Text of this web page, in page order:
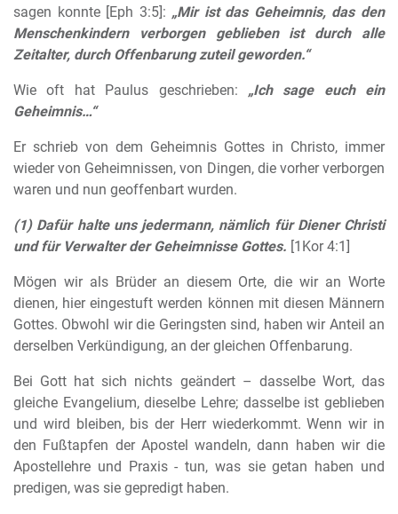
sagen konnte [Eph 3:5]: „Mir ist das Geheimnis, das den
Menschenkindern verborgen geblieben ist durch alle
Zeitalter, durch Offenbarung zuteil geworden.“
Wie oft hat Paulus geschrieben: „Ich sage euch ein
Geheimnis…“
Er schrieb von dem Geheimnis Gottes in Christo, immer
wieder von Geheimnissen, von Dingen, die vorher verborgen
waren und nun geoffenbart wurden.
(1) Dafür halte uns jedermann, nämlich für Diener Christi
und für Verwalter der Geheimnisse Gottes. [1Kor 4:1]
Mögen wir als Brüder an diesem Orte, die wir an Worte
dienen, hier eingestuft werden können mit diesen Männern
Gottes. Obwohl wir die Geringsten sind, haben wir Anteil an
derselben Verkündigung, an der gleichen Offenbarung.
Bei Gott hat sich nichts geändert – dasselbe Wort, das
gleiche Evangelium, dieselbe Lehre; dasselbe ist geblieben
und wird bleiben, bis der Herr wiederkommt. Wenn wir in
den Fußtapfen der Apostel wandeln, dann haben wir die
Apostellehre und Praxis - tun, was sie getan haben und
predigen, was sie gepredigt haben.